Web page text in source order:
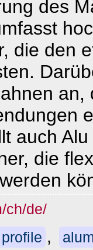
des
die den
auch
die
ch/de/
,